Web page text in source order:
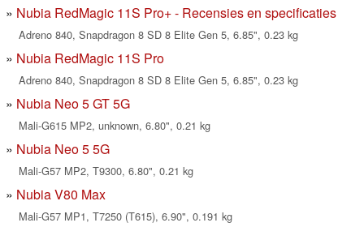
Nubia RedMagic 11S Pro+ - Recensies en specificaties
Adreno 840, Snapdragon 8 SD 8 Elite Gen 5, 6.85", 0.23 kg
Nubia RedMagic 11S Pro
Adreno 840, Snapdragon 8 SD 8 Elite Gen 5, 6.85", 0.23 kg
Nubia Neo 5 GT 5G
Mali-G615 MP2, unknown, 6.80", 0.21 kg
Nubia Neo 5 5G
Mali-G57 MP2, T9300, 6.80", 0.21 kg
Nubia V80 Max
Mali-G57 MP1, T7250 (T615), 6.90", 0.191 kg